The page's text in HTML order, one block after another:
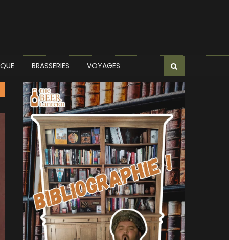
BRASSERIES VOYAGES